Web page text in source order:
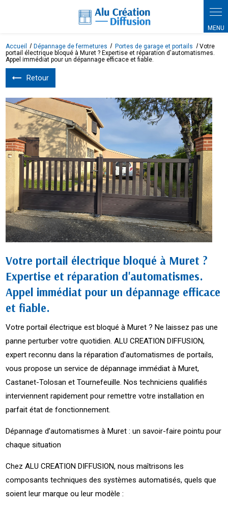
Accueil Dépannage de fermetures Portes de garage et portails
Votre
portail électrique bloqué à Muret ? Expertise et réparation d'automatismes.
Appel immédiat pour un dépannage efficace et fiable.
Retour
Votre portail électrique bloqué à Muret ?
Expertise et réparation d'automatismes.
Appel immédiat pour un dépannage efficace
et fiable.
Votre portail électrique est bloqué à Muret ? Ne laissez pas une
panne perturber votre quotidien. ALU CREATION DIFFUSION,
expert reconnu dans la réparation d'automatismes de portails,
vous propose un service de dépannage immédiat à Muret,
Castanet-Tolosan et Tournefeuille. Nos techniciens qualifiés
interviennent rapidement pour remettre votre installation en
parfait état de fonctionnement.
Dépannage d’automatismes à Muret : un savoir-faire pointu pour
chaque situation
Chez ALU CREATION DIFFUSION, nous maîtrisons les
composants techniques des systèmes automatisés, quels que
soient leur marque ou leur modèle :